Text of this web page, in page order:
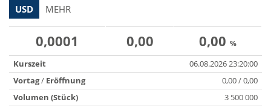
USD MEHR
0,0001 0,00 0,00 %
Kurszeit
06.08.2026 23:20:00
Vortag/ Eröffnung
0,00 / 0,00
Volumen (Stück)
3 500 000